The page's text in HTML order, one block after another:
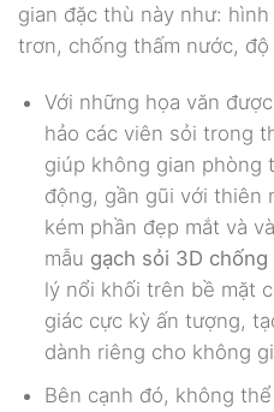
gian đặc thù này như:
trơn, chống thấm nước,
Với những họa văn
hảo các viên sỏi trong
giúp không gian phòng
động, gần gũi với thiên
kém phần đẹp mắt và
mẫu gạch sỏi 3D chống
lý nổi khối trên bề mặt
giác cực kỳ ấn tượng,
dành riêng cho không
Bên cạnh đó, không